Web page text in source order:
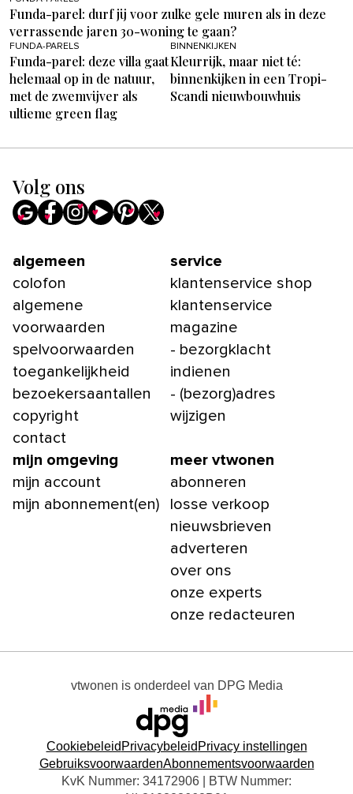
Funda-parel: durf jij voor zulke gele muren als in deze
verrassende jaren 30-woning te gaan?
FUNDA-PARELS
Funda-parel: deze villa gaat
helemaal op in de natuur,
met de zwemvijver als
ultieme green flag
BINNENKIJKEN
Kleurrijk, maar niet té:
binnenkijken in een Tropi-
Scandi nieuwbouwhuis
Volg ons
algemeen
colofon
algemene
voorwaarden
spelvoorwaarden
toegankelijkheid
bezoekersaantallen
copyright
contact
service
klantenservice shop
klantenservice
magazine
- bezorgklacht
indienen
- (bezorg)adres
wijzigen
mijn omgeving
mijn account
mijn abonnement(en)
meer vtwonen
abonneren
losse verkoop
nieuwsbrieven
adverteren
over ons
onze experts
onze redacteuren
vtwonen is onderdeel van DPG Media
Cookiebeleid Privacybeleid Privacy instellingen
GebruiksvoorwaardenAbonnementsvoorwaarden
KvK Nummer: 34172906 | BTW Nummer: